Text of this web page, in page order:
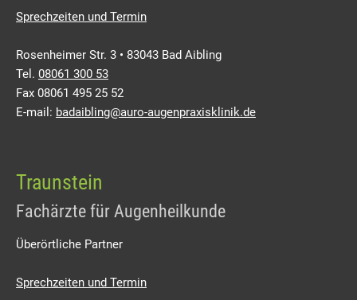
Sprechzeiten und Termin
Rosenheimer Str. 3 • 83043 Bad Aibling
Tel. 08061 300 53
Fax 08061 495 25 52
E-mail: badaibling@auro-augenpraxisklinik.de
Traunstein
Fachärzte für Augenheilkunde
Überörtliche Partner
Sprechzeiten und Termin